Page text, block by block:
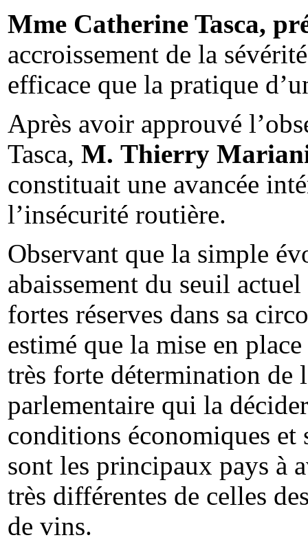
Mme Catherine Tasca,
accroissement de la
efficace que la pratique
Après avoir approuvé
Tasca, M. Thierry
constituait une avancée
l’insécurité routière.
Observant que la simple
abaissement du seuil
fortes réserves dans sa
estimé que la mise en
très forte détermination de
parlementaire qui la
conditions économiques et
sont les principaux pays à
très différentes de celles
de vins.